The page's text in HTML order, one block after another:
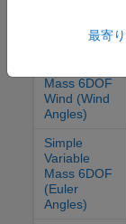
Mass 6DOF
Wind (Wind
Angles)
Simple
Variable
Mass 6DOF
(Euler
Angles)
最寄